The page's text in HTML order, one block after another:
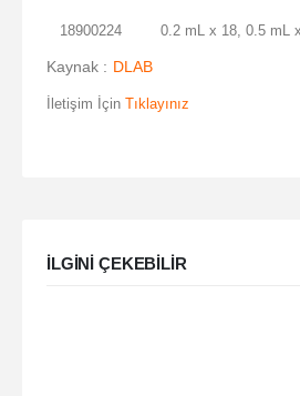
18900224 0.2 mL x 18, 0.5 mL
Kaynak : DLAB
İletişim İçin Tıklayınız
ILGINI ÇEKEBILIR